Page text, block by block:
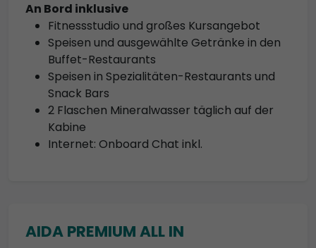
An Bord inklusive
Fitnessstudio und großes Kursangebot
Speisen und ausgewählte Getränke in den
Buffet-Restaurants
Speisen in Spezialitäten-Restaurants und
Snack Bars
2 Flaschen Mineralwasser täglich auf der
Kabine
Internet: Onboard Chat inkl.
AIDA PREMIUM ALL IN